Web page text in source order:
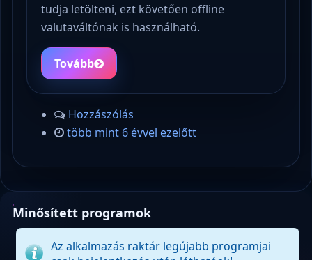
tudja letölteni, ezt követően offline
valutaváltónak is használható.
Tovább
Hozzászólás
több mint 6 évvel ezelőtt
Minősített programok
Az alkalmazás raktár legújabb programjai